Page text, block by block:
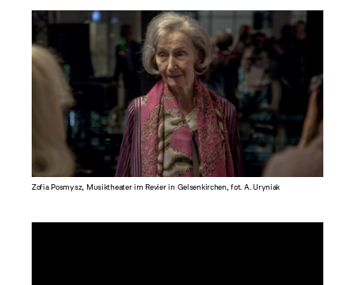
Zofia Posmysz, Musiktheater im Revier in Gelsenkirchen, fot. A. Uryniak